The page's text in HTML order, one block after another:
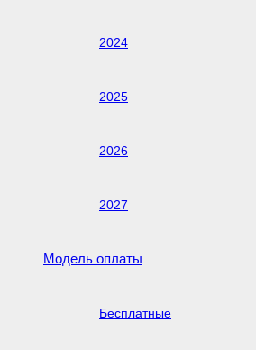
2024
2025
2026
2027
Модель оплаты
Бесплатные